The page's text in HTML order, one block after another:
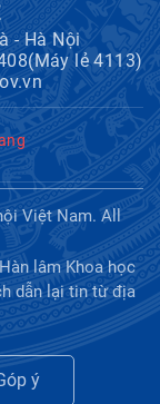
- Hà Nội
lẻ 4113)
Việt Nam. All
lâm Khoa học
dẫn lại tin từ địa
ý